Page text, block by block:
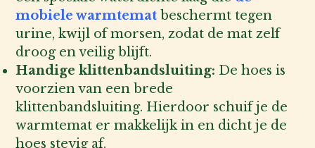
mobiele warmtemat beschermt tegen
urine, kwijl of morsen, zodat de mat zelf
droog en veilig blijft.
Handige klittenbandsluiting: De hoes is
voorzien van een brede
klittenbandsluiting. Hierdoor schuif je de
warmtemat er makkelijk in en dicht je de
hoes stevig af.